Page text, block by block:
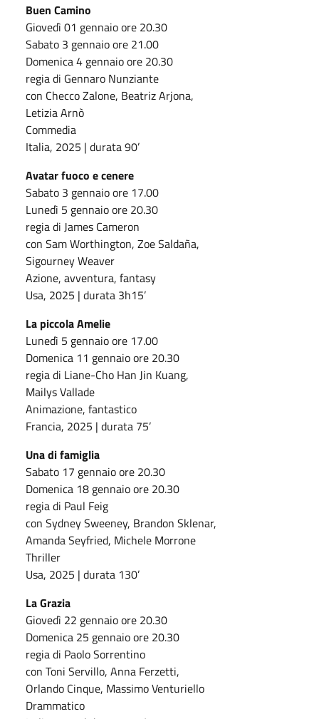
Buen Camino
Giovedì 01 gennaio ore 20.30
Sabato 3 gennaio ore 21.00
Domenica 4 gennaio ore 20.30
regia di Gennaro Nunziante
con Checco Zalone, Beatriz Arjona,
Letizia Arnò
Commedia
Italia, 2025 | durata 90’
Avatar fuoco e cenere
Sabato 3 gennaio ore 17.00
Lunedì 5 gennaio ore 20.30
regia di James Cameron
con Sam Worthington, Zoe Saldaña,
Sigourney Weaver
Azione, avventura, fantasy
Usa, 2025 | durata 3h15’
La piccola Amelie
Lunedì 5 gennaio ore 17.00
Domenica 11 gennaio ore 20.30
regia di Liane-Cho Han Jin Kuang,
Mailys Vallade
Animazione, fantastico
Francia, 2025 | durata 75’
Una di famiglia
Sabato 17 gennaio ore 20.30
Domenica 18 gennaio ore 20.30
regia di Paul Feig
con Sydney Sweeney, Brandon Sklenar,
Amanda Seyfried, Michele Morrone
Thriller
Usa, 2025 | durata 130’
La Grazia
Giovedì 22 gennaio ore 20.30
Domenica 25 gennaio ore 20.30
regia di Paolo Sorrentino
con Toni Servillo, Anna Ferzetti,
Orlando Cinque, Massimo Venturiello
Drammatico